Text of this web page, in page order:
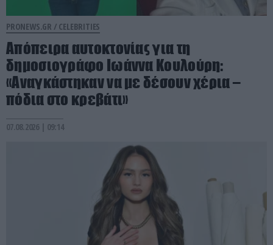
PRONEWS.GR / CELEBRITIES
Απόπειρα αυτοκτονίας για τη
δημοσιογράφο Ιωάννα Κουλούρη:
«Αναγκάστηκαν να με δέσουν χέρια –
πόδια στο κρεβάτι»
07.08.2026 | 09:14